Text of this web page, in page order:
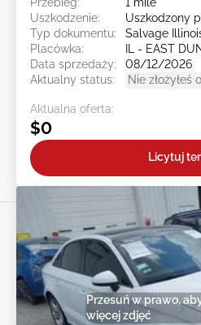
Uszkodzenie:
Uszkodzony
Typ dokumentu:
Salvage
Placówka:
IL - EAST
Data sprzedaży:
08/12/2026
Aktualny status:
Nie złożyłeś
Aktualna oferta:
$0
Licytuj
Przesuń w prawo,
więcej zdjęć